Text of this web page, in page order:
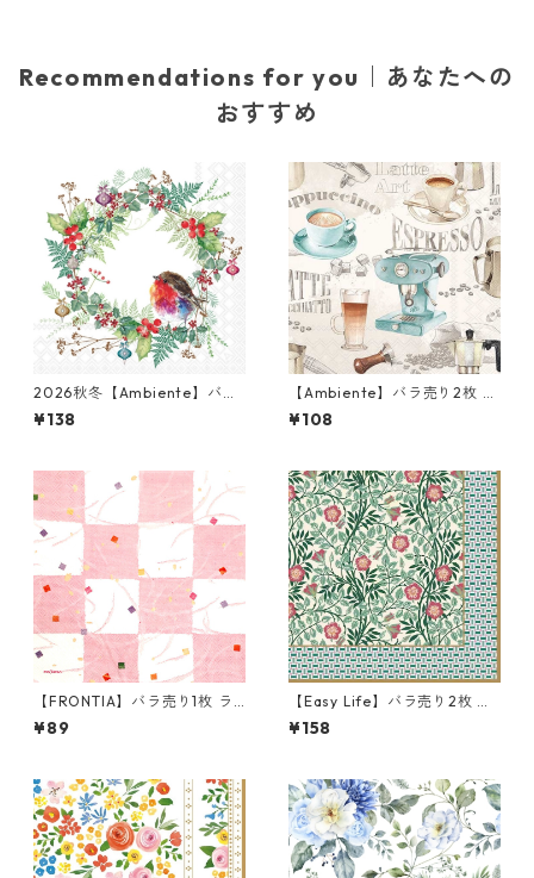
Recommendations for you｜あなたへの
おすすめ
2026秋冬【Ambiente】バラ
売り2枚 ランチサイズ ペーパ
ーナプキン Robins Wreath ホ
¥138
【Ambiente】バラ売り2枚 カ
クテルサイズ ペーパーナプキ
ン Barista クリーム
¥108
【FRONTIA】バラ売り1枚 ラ
ンチサイズ ペーパーナプキン
市松 ホワイト×ピンク
¥89
【Easy Life】バラ売り2枚 ラ
ンチサイズ ペーパーナプキン
Floral Fantasy グリーン
¥158